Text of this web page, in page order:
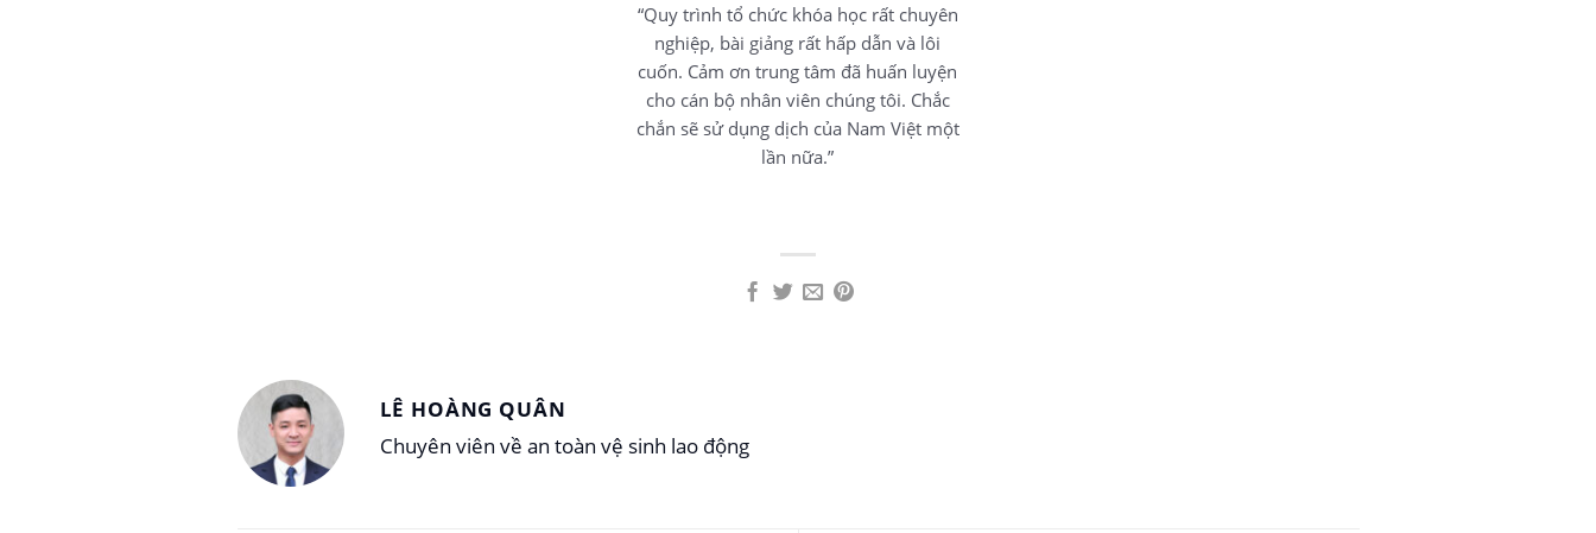
“Quy trình tổ chức khóa học rất chuyên
nghiệp, bài giảng rất hấp dẫn và lôi
cuốn. Cảm ơn trung tâm đã huấn luyện
cho cán bộ nhân viên chúng tôi. Chắc
chắn sẽ sử dụng dịch của Nam Việt một
lần nữa.”
LÊ HOÀNG QUÂN
Chuyên viên về an toàn vệ sinh lao động